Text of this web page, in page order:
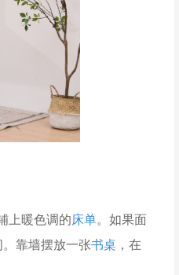
上暖色调的床单。如果面
靠墙摆放一张书桌 ，在